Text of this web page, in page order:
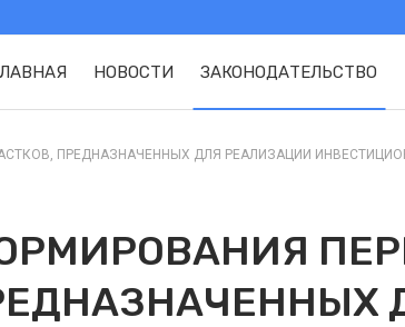
НОВОСТИ ЗАКОНОДАТЕЛЬСТВО
ПРЕДНАЗНАЧЕННЫХ ДЛЯ РЕАЛИЗАЦИИ